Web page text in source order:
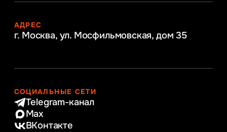
АДРЕС
г. Москва, ул. Мосфильмовская, дом 35
СОЦИАЛЬНЫЕ СЕТИ
Telegram-канал
Max
ВКонтакте